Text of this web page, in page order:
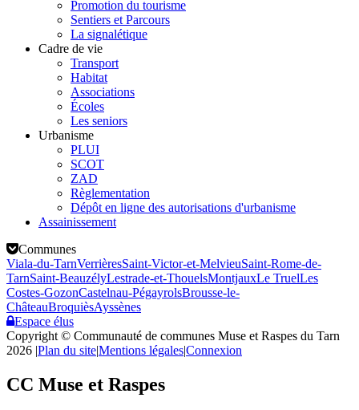
Promotion du tourisme
Sentiers et Parcours
La signalétique
Cadre de vie
Transport
Habitat
Associations
Écoles
Les seniors
Urbanisme
PLUI
SCOT
ZAD
Règlementation
Dépôt en ligne des autorisations d'urbanisme
Assainissement
Communes
Viala-du-TarnVerrièresSaint-Victor-et-MelvieuSaint-Rome-de-
TarnSaint-BeauzélyLestrade-et-ThouelsMontjauxLe TruelLes
Costes-GozonCastelnau-PégayrolsBrousse-le-
ChâteauBroquièsAyssènes
Espace élus
Copyright © Communauté de communes Muse et Raspes du Tarn
2026 |Plan du site|Mentions légales|Connexion
CC Muse et Raspes